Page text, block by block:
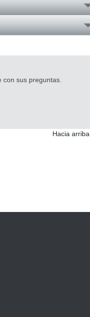
sus preguntas.
Hacia arriba